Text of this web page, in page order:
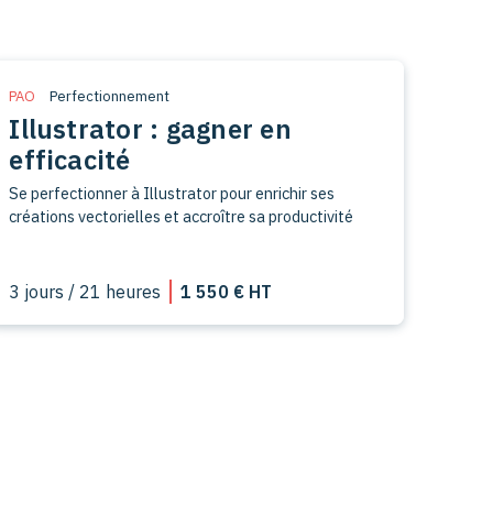
PAO Perfectionnement
Illustrator : gagner en
efficacité
Se perfectionner à Illustrator pour enrichir ses
créations vectorielles et accroître sa productivité
3 jours / 21 heures 1 550 € HT